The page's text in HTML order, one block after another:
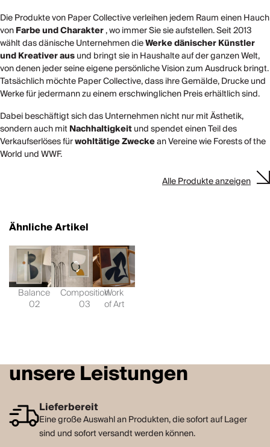
Die Produkte von Paper Collective verleihen jedem Raum einen Hauch
vonFarbe und Charakter, wo immer Sie sie aufstellen. Seit 2013
wählt das dänische Unternehmen dieWerke dänischer Künstler
und Kreativer ausund bringt sie in Haushalte auf der ganzen Welt,
von denen jeder seine eigene persönliche Vision zum Ausdruck bringt.
Tatsächlich möchte Paper Collective, dass ihre Gemälde, Drucke und
Werke für jedermann zu einem erschwinglichen Preis erhältlich sind.
Dabei beschäftigt sich das Unternehmen nicht nur mit Ästhetik,
sondern auch mitNachhaltigkeitund spendet einen Teil des
Verkaufserlöses fürwohltätige Zweckean Vereine wie Forests of the
World und WWF.
Alle Produkte anzeigen
Ähnliche Artikel
Balance
02
Composition
03
Work
of Art
unsere Leistungen
Lieferbereit
Eine große Auswahl an Produkten, die sofort auf Lager
sind und sofort versandt werden können.